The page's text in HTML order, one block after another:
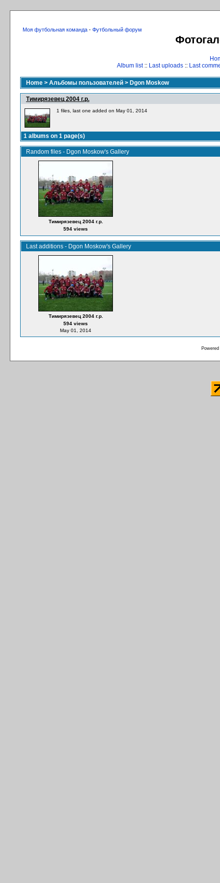
Моя футбольная команда - Футбольный форум
Album list:: Last uploads :: Last
Home > Альбомы пользователей > Dgon Moskow
Тимирязевец 2004 г.р.
1 files, last one added on May 01, 2014
1 albums on 1 page(s)
Random files - Dgon Moskow's Gallery
Тимирязевец 2004 г.р.
594 views
Last additions - Dgon Moskow's Gallery
Тимирязевец 2004 г.р.
594 views
May 01, 2014